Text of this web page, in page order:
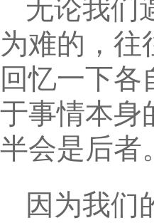
无论我们
为难的，往
回忆一下
于事情本身
半会是后者。
因为我们